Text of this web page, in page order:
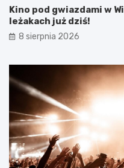
Kino pod gwiazdami w
leżakach już dziś!
8 sierpnia 2026